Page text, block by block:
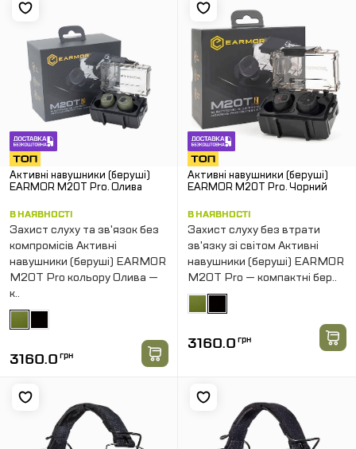
Активні навушники (беруші)
EARMOR M20T Pro. Олива
В НАЯВНОСТІ
Захист слуху та зв'язок без
компромісів Активні
навушники (беруші) EARMOR
M20T Pro кольору Олива —
к..
3160.0 грн
Активні навушники (беруші)
EARMOR M20T Pro. Чорний
В НАЯВНОСТІ
Захист слуху без втрати
зв'язку зі світом Активні
навушники (беруші) EARMOR
M20T Pro — компактні бер..
3160.0 грн